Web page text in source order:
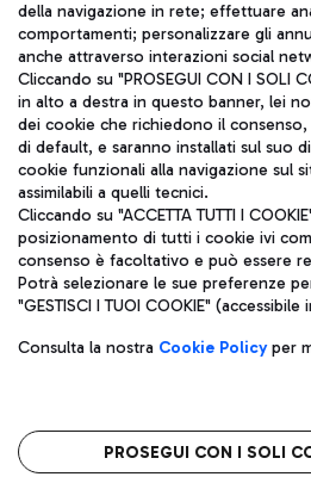
Sede legale: Via Pier Paolo Racchetti
telefono +39 06 65951
Privacy policy
Note
Mappa sito
Roma FCO
L'aeroporto
QUALITÀ
della navigazione in rete; effettuare
comportamenti; personalizzare gli
anche attraverso interazioni social
Cliccando su "PROSEGUI CON I SOLI
in alto a destra in questo banner, lei
dei cookie che richiedono il
di default, e saranno installati sul suo
cookie funzionali alla navigazione sul
assimilabili a quelli tecnici.
Cliccando su "ACCETTA TUTTI I
posizionamento di tutti i cookie ivi
consenso è facoltativo e può essere
Potrà selezionare le sue preferenze
"GESTISCI I TUOI COOKIE"
Consulta la nostra Cookie Policyper
PROSEGUI CON I SOLI